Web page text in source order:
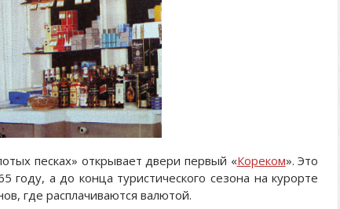
песках» открывает двери первый «Кореком». Это
году, а до конца туристического сезона на курорте
где расплачиваются валютой.